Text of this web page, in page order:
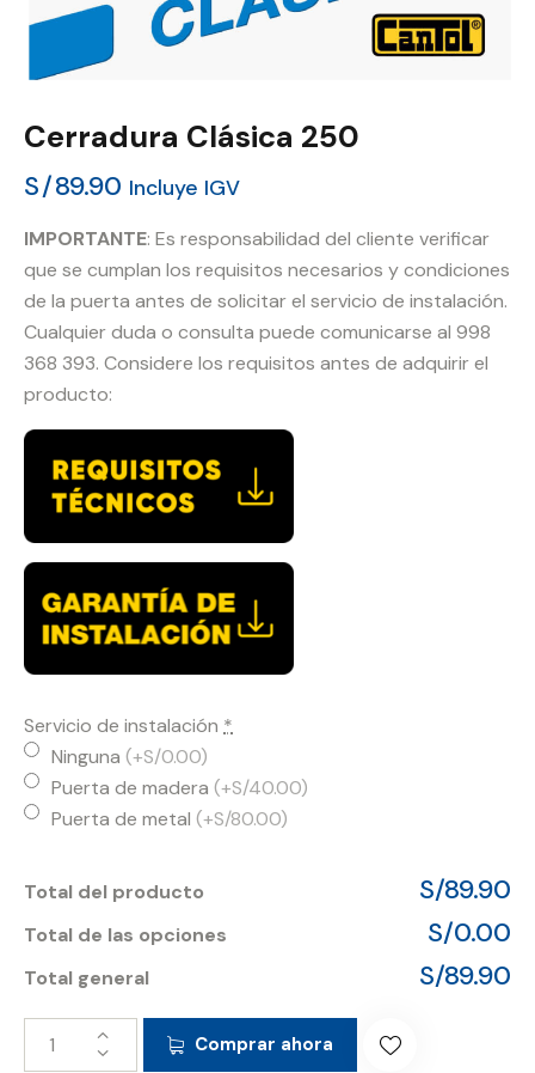
Cerradura Clásica 250
S/89.90 Incluye IGV
IMPORTANTE: Es responsabilidad del cliente verificar
que se cumplan los requisitos necesarios y condiciones
de la puerta antes de solicitar el servicio de instalación.
Cualquier duda o consulta puede comunicarse al 998
368 393. Considere los requisitos antes de adquirir el
producto:
Servicio de instalación *
Ninguna (+S/0.00)
Puerta de madera (+S/40.00)
Puerta de metal (+S/80.00)
Total del producto S/89.90
Total de las opciones S/0.00
Total general S/89.90
Comprar ahora